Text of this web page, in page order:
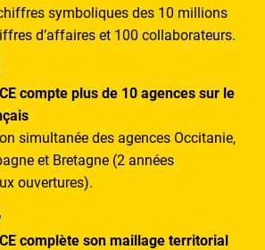
symboliques des 10 millions
d’affaires et 100 collaborateurs.
compte plus de 10 agences sur le
simultanée des agences Occitanie,
et Bretagne (2 années
ouvertures).
complète son maillage territorial